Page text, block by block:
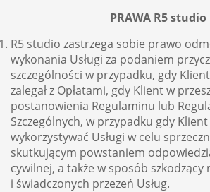
PRAWA R5 studio
R5 studio zastrzega sobie prawo
wykonania Usługi za podaniem
szczególności w przypadku, gdy
zalegał z Opłatami, gdy Klient w
postanowienia Regulaminu lub
Szczególnych, w przypadku gdy
wykorzystywać Usługi w celu
skutkującym powstaniem
cywilnej, a także w sposób
i świadczonych przezeń Usług.